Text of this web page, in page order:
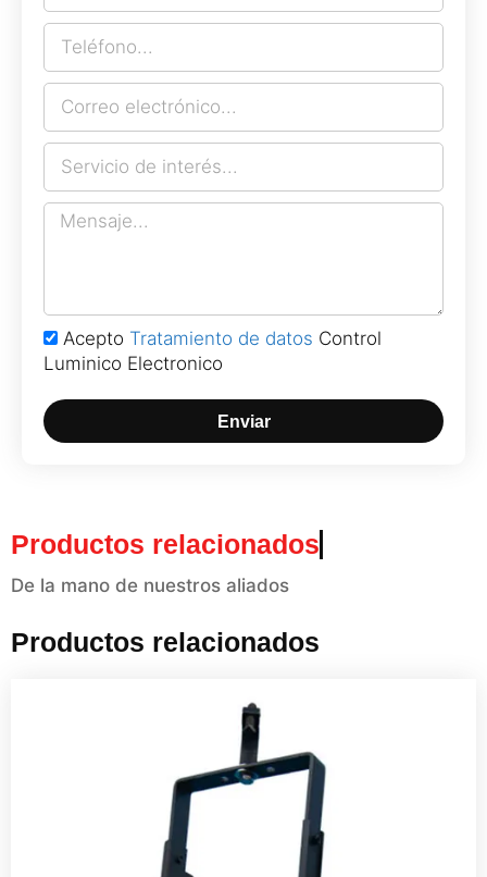
Acepto Tratamiento de datos Control
Luminico Electronico
Enviar
Productos relacionados
De la mano de nuestros aliados
Productos relacionados